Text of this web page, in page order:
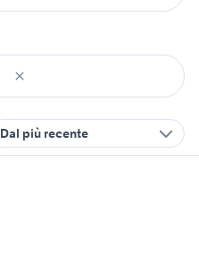
Dal più recente